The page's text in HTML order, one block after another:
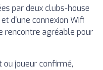
par deux clubs-house
d'une connexion Wifi
rencontre agréable pour
ou joueur confirmé,